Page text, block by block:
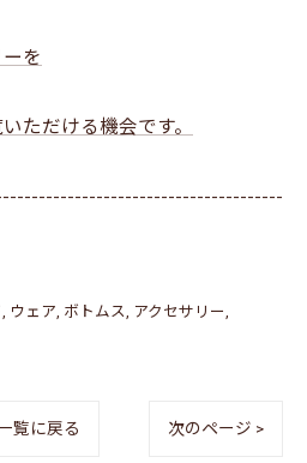
を
ただける機会です。
ウェア ボトムス アクセサリー
覧に戻る 次のページ >